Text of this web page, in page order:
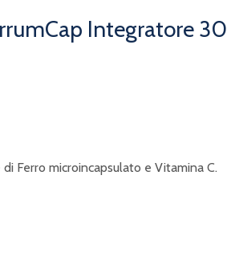
Integratore 30
Ferro microincapsulato e Vitamina C.